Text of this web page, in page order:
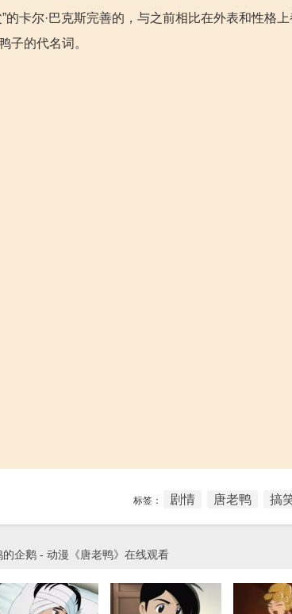
的卡尔·巴克斯完善的，与之前相比在外表和性格
子的代名词。
标签： 剧情 唐老鸭 搞
企鹅 - 动漫《唐老鸭》在线观看